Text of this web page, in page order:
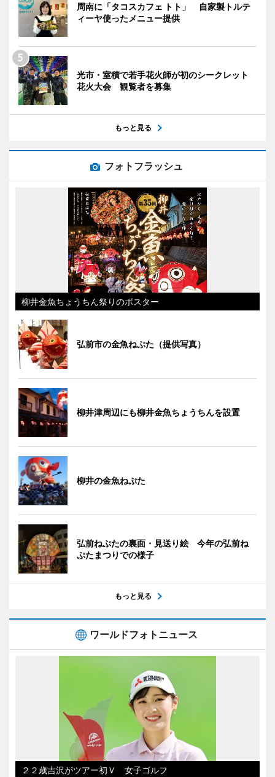
周南に「タコスカフェ トト」 自家製トルテ
ィーヤ使ったメニュー提供
光市・室積で若手花火師が初のシークレット
花火大会 観覧者を募集
もっと見る
フォトフラッシュ
柳井金魚ちょうちん祭りのポスター
弘前市の金魚ねぷた（提供写真）
柳井津周辺にも柳井金魚ちょうちんを設置
柳井の金魚ねぷた
弘前ねぷたの裏面・見送り絵 今年の弘前ね
ぷたまつりでの様子
もっと見る
ワールドフォトニュース
２２歳吉沢がツアー初Ｖ 女子ゴルフ